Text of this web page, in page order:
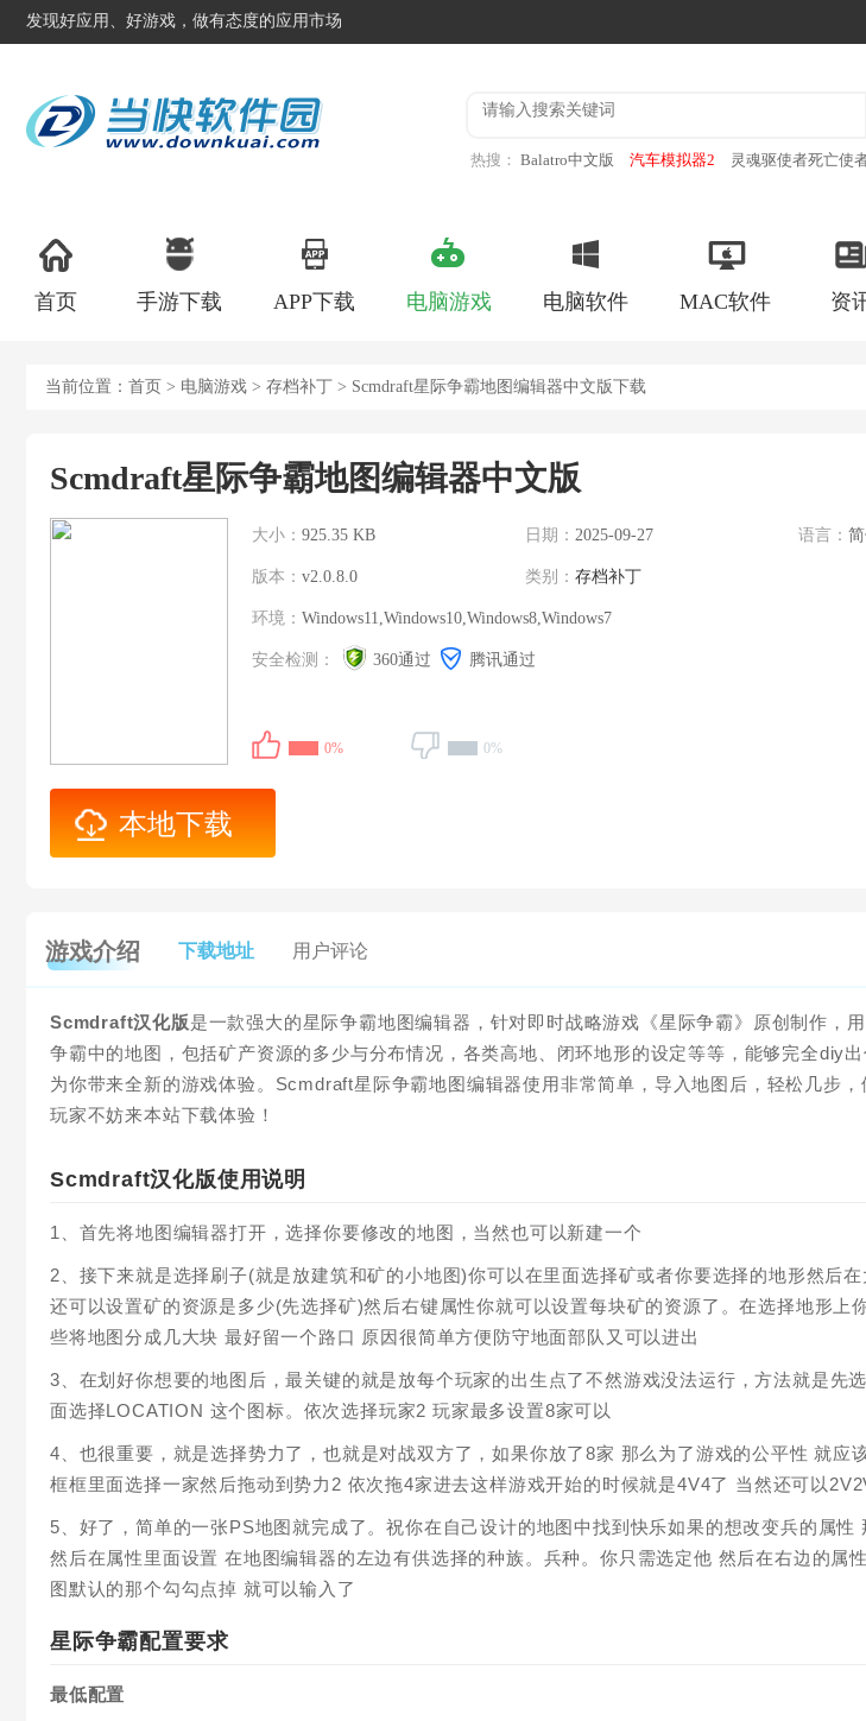
发现好应用、好游戏，做有态度的应用市场
热搜： Balatro中文版 汽车模拟器2
灵魂驱使者死亡使
首页 手游下载 APP下载 电脑游戏 电脑软件 MAC软件 资
当前位置： 首页 > 电脑游戏 > 存档补丁 > Scmdraft星际争霸地图编辑器中文版下载
Scmdraft星际争霸地图编辑器中文版
大小： 925.35 KB 日期： 2025-09-27 语言：
版本： v2.0.8.0 类别： 存档补丁
环境： Windows11,Windows10,Windows8,Windows7
安全检测： 360通过 腾讯通过
0% 0%
本地下载
游戏介绍 下载地址 用户评论
Scmdraft汉化版是一款强大的星际争霸地图编辑器，针对即时战略游戏《星际争霸》原创制作，
争霸中的地图，包括矿产资源的多少与分布情况，各类高地、闭环地形的设定等等，能够完全diy
为你带来全新的游戏体验。Scmdraft星际争霸地图编辑器使用非常简单，导入地图后，轻松几步
玩家不妨来本站下载体验！
Scmdraft汉化版使用说明
1、首先将地图编辑器打开，选择你要修改的地图，当然也可以新建一个
2、接下来就是选择刷子(就是放建筑和矿的小地图)你可以在里面选择矿或者你要选择的地形然后
还可以设置矿的资源是多少(先选择矿)然后右键属性你就可以设置每块矿的资源了。在选择地形上
些将地图分成几大块 最好留一个路口 原因很简单方便防守地面部队又可以进出
3、在划好你想要的地图后，最关键的就是放每个玩家的出生点了不然游戏没法运行，方法就是先
面选择LOCATION 这个图标。依次选择玩家2 玩家最多设置8家可以
4、也很重要，就是选择势力了，也就是对战双方了，如果你放了8家 那么为了游戏的公平性 就应
框框里面选择一家然后拖动到势力2 依次拖4家进去这样游戏开始的时候就是4V4了 当然还可以
5、好了，简单的一张PS地图就完成了。祝你在自己设计的地图中找到快乐如果的想改变兵的属性
然后在属性里面设置 在地图编辑器的左边有供选择的种族。兵种。你只需选定他 然后在右边的属
图默认的那个勾勾点掉 就可以输入了
星际争霸配置要求
最低配置